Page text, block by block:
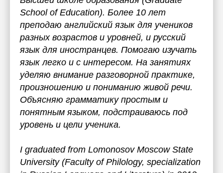
School of Education). Более 10 лет
преподаю английский язык для учеников
разных возрастов и уровней, и русский
язык для иностранцев. Помогаю изучать
язык легко и с интересом. На занятиях
уделяю внимание разговорной практике,
произношению и пониманию живой речи.
Объясняю грамматику простым и
понятным языком, подстраиваюсь под
уровень и цели ученика.
I graduated from Lomonosov Moscow State
University (Faculty of Philology, specialization